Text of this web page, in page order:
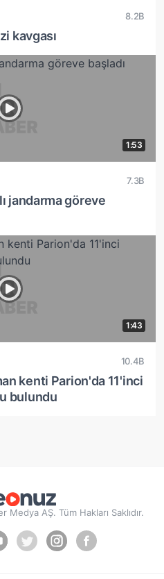
8.2B
kavgası
1:53
7.3B
jandarma göreve
1:43
10.4B
kenti Parion'da 11'inci
bulundu
AŞ. Tüm Hakları Saklıdır.